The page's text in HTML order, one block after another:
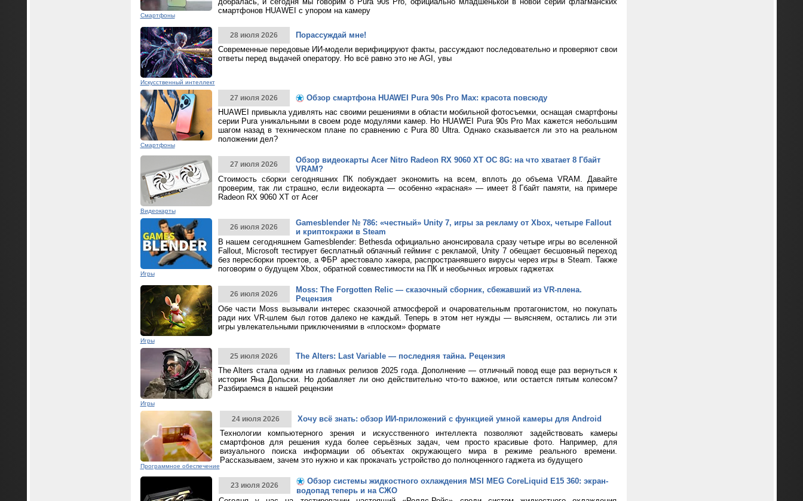
Смартфоны
смартфонов HUAWEI с упором на камеру
Искусственный интеллект
28 июля 2026
Порассуждай мне!
Современные передовые ИИ-модели верифицируют факты, рассуждают последовательно и проверяют свои
ответы перед выдачей оператору. Но всё равно это не AGI, увы
Смартфоны
27 июля 2026
Обзор смартфона HUAWEI Pura 90s Pro Max: красота повсюду
HUAWEI привыкла удивлять нас своими решениями в области мобильной фотосъемки, оснащая смартфоны
серии Pura уникальными в своем роде модулями камер. Но HUAWEI Pura 90s Pro Max кажется небольшим
шагом назад в техническом плане по сравнению с Pura 80 Ultra. Однако сказывается ли это на реальном
положении дел?
Видеокарты
27 июля 2026
Обзор видеокарты Acer Nitro Radeon RX 9060 XT OC 8G: на что хватает 8 Гбайт
VRAM?
Стоимость сборки сегодняшних ПК побуждает экономить на всем, вплоть до объема VRAM. Давайте
проверим, так ли страшно, если видеокарта — особенно «красная» — имеет 8 Гбайт памяти, на примере
Radeon RX 9060 XT от Acer
Игры
26 июля 2026
Gamesblender № 786: «честный» Unity 7, игры за рекламу от Xbox, четыре Fallout
и криптокражи в Steam
В нашем сегодняшнем Gamesblender: Bethesda официально анонсировала сразу четыре игры во вселенной
Fallout, Microsoft тестирует бесплатный облачный гейминг с рекламой, Unity 7 обещает бесшовный переход
без пересборки проектов, а ФБР арестовало хакера, распространявшего вирусы через игры в Steam. Также
поговорим о будущем Xbox, обратной совместимости на ПК и необычных игровых гаджетах
Игры
26 июля 2026
Moss: The Forgotten Relic — сказочный сборник, сбежавший из VR-плена.
Рецензия
Обе части Moss вызывали интерес сказочной атмосферой и очаровательным протагонистом, но покупать
ради них VR-шлем был готов далеко не каждый. Теперь в этом нет нужды — выясняем, остались ли эти
игры увлекательными приключениями в «плоском» формате
Игры
25 июля 2026
The Alters: Last Variable — последняя тайна. Рецензия
The Alters стала одним из главных релизов 2025 года. Дополнение — отличный повод еще раз вернуться к
истории Яна Дольски. Но добавляет ли оно действительно что-то важное, или остается пятым колесом?
Разбираемся в нашей рецензии
Программное обеспечение
24 июля 2026
Хочу всё знать: обзор ИИ-приложений с функцией умной камеры для Android
Технологии компьютерного зрения и искусственного интеллекта позволяют задействовать камеры
смартфонов для решения куда более серьёзных задач, чем просто красивые фото. Например, для
визуального поиска информации об объектах окружающего мира в режиме реального времени.
Рассказываем, зачем это нужно и как прокачать устройство до полноценного гаджета из будущего
23 июля 2026
Обзор системы жидкостного охлаждения MSI MEG CoreLiquid E15 360: экран-
водопад теперь и на СЖО